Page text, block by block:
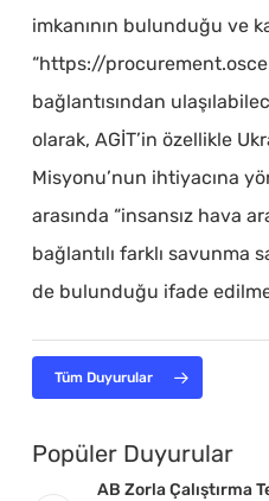
imkanının bulunduğu ve
“https://
bağlantısından
olarak, AGİT’in özellikle
Misyonu’nun ihtiyacına
arasında “insansız hava
bağlantılı farklı savunma
de bulunduğu ifade
Tüm Duyurular
Popüler Duyurular
AB Zorla Çalıştırma